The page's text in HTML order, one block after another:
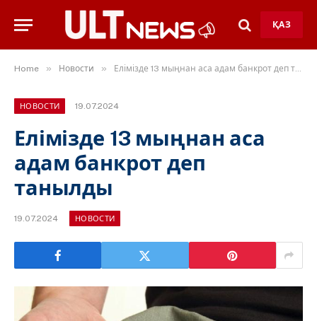
ҚАЗ
Home » Новости » Елімізде 13 мыңнан аса адам банкрот деп танылды
НОВОСТИ 19.07.2024
Елімізде 13 мыңнан аса
адам банкрот деп
танылды
19.07.2024 НОВОСТИ